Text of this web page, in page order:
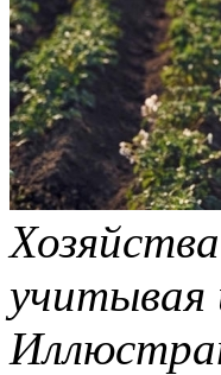
учитывая